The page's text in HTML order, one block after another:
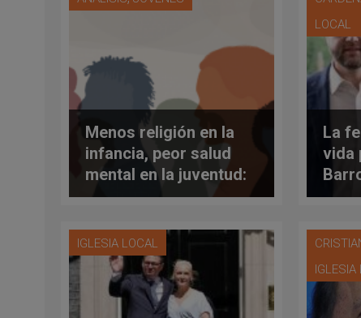
Menos religión en la
infancia, peor salud
mental en la juventud:
lo que dicen los
científico
LOCAL
La
vida
IGLESIA LOCAL
IGLESIA